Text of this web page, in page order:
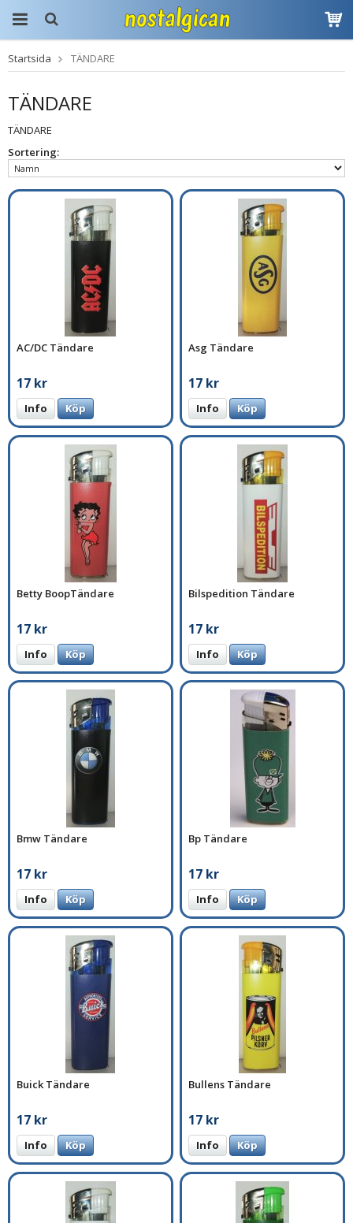
tillagd i varukorgen
Startsida TÄNDARE
TÄNDARE
TÄNDARE
Sortering:
AC/DC Tändare
17 kr
Info Köp
Asg Tändare
17 kr
Info Köp
Betty BoopTändare
17 kr
Info Köp
Bilspedition Tändare
17 kr
Info Köp
Bmw Tändare
17 kr
Info Köp
Bp Tändare
17 kr
Info Köp
Buick Tändare
17 kr
Info Köp
Bullens Tändare
17 kr
Info Köp